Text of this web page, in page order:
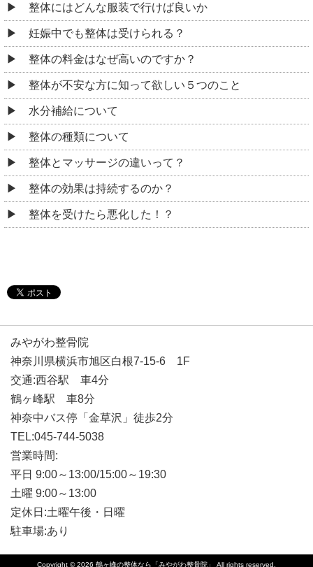
整体にはどんな服装で行けば良いか
妊娠中でも整体は受けられる？
整体の料金はなぜ高いのですか？
整体が不安な方に知って欲しい５つのこと
水分補給について
整体の種類について
整体とマッサージの違いって？
整体の効果は持続するのか？
整体を受けたら悪化した！？
みやがわ整骨院
神奈川県横浜市旭区白根7-15-6 1F
交通:西谷駅 車4分
鶴ヶ峰駅 車8分
神奈中バス停「金草沢」徒歩2分
TEL:045-744-5038
営業時間:
平日 9:00～13:00/15:00～19:30
土曜 9:00～13:00
定休日:土曜午後・日曜
駐車場:あり
Copyright © 2026 鶴ヶ峰の整体なら「みやがわ整骨院」 All rights reserved.